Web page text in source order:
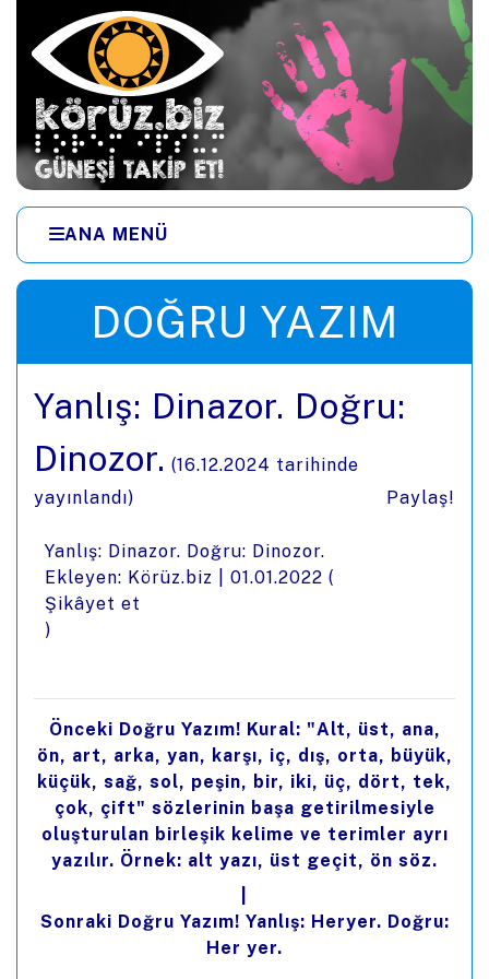
Ana içeriğe zıpla
ANA MENÜ
DOĞRU YAZIM
Yanlış: Dinazor. Doğru:
Dinozor. (16.12.2024 tarihinde
yayınlandı)
Paylaş!
Yanlış: Dinazor. Doğru: Dinozor.
Ekleyen: Körüz.biz | 01.01.2022 (
Şikâyet et
)
Önceki Doğru Yazım! Kural: "Alt, üst, ana,
ön, art, arka, yan, karşı, iç, dış, orta, büyük,
küçük, sağ, sol, peşin, bir, iki, üç, dört, tek,
çok, çift" sözlerinin başa getirilmesiyle
oluşturulan birleşik kelime ve terimler ayrı
yazılır. Örnek: alt yazı, üst geçit, ön söz.
Sonraki Doğru Yazım! Yanlış: Heryer. Doğru:
Her yer.
Menüye zıpla